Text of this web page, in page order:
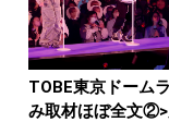
TOBE東京ドーム
み取材ほぼ全文②>